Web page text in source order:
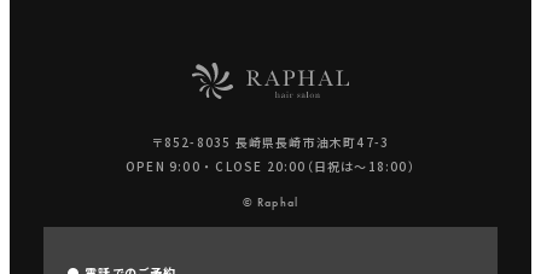
〒852-8035 長崎県長崎市油木町47-3
OPEN 9:00 ・ CLOSE 20:00（日祝は〜18:00）
© Raphal